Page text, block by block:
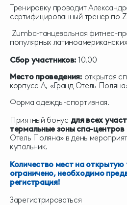
Тренировку проводит
сертифицированный тренер по
Zumba-танцевальная фитнес-
популярных
Сбор участников: 10.00
Место проведения: открытая
корпуса А, «Гранд Отель
Форма одежды-спортивная.
Приятный бонус для всех
термальные зоны спа-центров
Отель Поляна» в день
купальник.
Количество мест на открытую
ограничено, необходимо
регистрация!
Зарегистрироваться